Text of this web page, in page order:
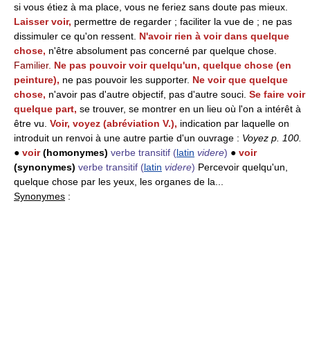
si vous étiez à ma place, vous ne feriez sans doute pas mieux.
Laisser voir, permettre de regarder ; faciliter la vue de ; ne pas
dissimuler ce qu'on ressent. N'avoir rien à voir dans quelque
chose, n'être absolument pas concerné par quelque chose.
Familier. Ne pas pouvoir voir quelqu'un, quelque chose (en
peinture), ne pas pouvoir les supporter. Ne voir que quelque
chose, n'avoir pas d'autre objectif, pas d'autre souci. Se faire voir
quelque part, se trouver, se montrer en un lieu où l'on a intérêt à
être vu. Voir, voyez (abréviation V.), indication par laquelle on
introduit un renvoi à une autre partie d'un ouvrage : Voyez p. 100.
● voir(homonymes) verbe transitif (latin videre) ● voir
(synonymes) verbe transitif (latin videre) Percevoir quelqu'un,
quelque chose par les yeux, les organes de la...
Synonymes :